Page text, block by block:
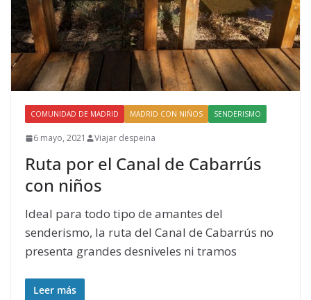
COMUNIDAD DE MADRID MADRID CON NIÑOS SENDERISMO
6 mayo, 2021 Viajar despeina
Ruta por el Canal de Cabarrús
con niños
Ideal para todo tipo de amantes del
senderismo, la ruta del Canal de Cabarrús no
presenta grandes desniveles ni tramos
Leer más